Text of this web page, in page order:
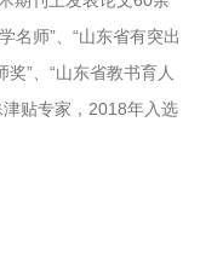
名师”、“山东省有突出
”、“山东省教书育人
贴专家，2018年入选